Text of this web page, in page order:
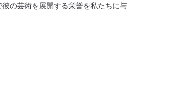
の芸術を展開する栄誉を私たちに与